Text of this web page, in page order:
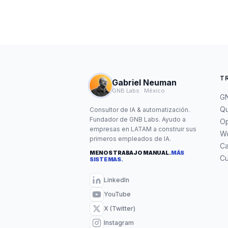
Gabriel Neuman
GNB Labs · México
Consultor de IA & automatización.
Fundador de GNB Labs. Ayudo a
empresas en LATAM a construir sus
primeros empleados de IA.
MENOS TRABAJO MANUAL.MÁS
SISTEMAS.
LinkedIn
YouTube
X (Twitter)
Instagram